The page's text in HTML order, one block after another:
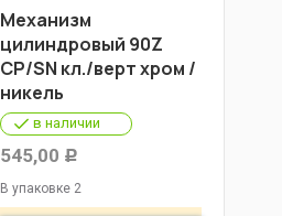
Механизм
цилиндровый 90Z
СР/SN кл./верт хром /
никель
в наличии
545,00 Р
В упаковке 2